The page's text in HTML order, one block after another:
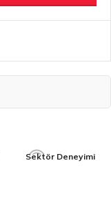
Sektör Deneyimi